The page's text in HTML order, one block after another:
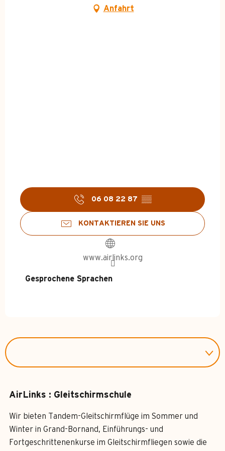
Anfahrt
06 08 22 87 ▒▒
KONTAKTIEREN SIE UNS
www.airlinks.org
Gesprochene Sprachen
Gesprochene Sprachen
AirLinks : Gleitschirmschule
Wir bieten Tandem-Gleitschirmflüge im Sommer und
Winter in Grand-Bornand, Einführungs- und
Fortgeschrittenenkurse im Gleitschirmfliegen sowie die